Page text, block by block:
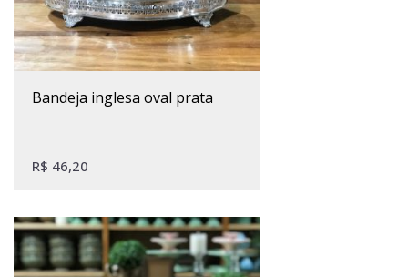
bandeja inglesa oval prata
R$ 46,20